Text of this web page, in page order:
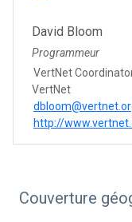
David Bloom
Programmeur
VertNet
VertNet
http://
Couverture